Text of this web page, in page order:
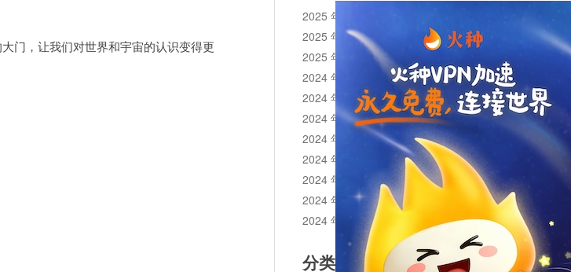
门，让我们对世界和宇宙的认识变得更
2025 年 11 月
2025 年 10 月
2025 年 1 月
2024 年 12 月
2024 年 11 月
2024 年 10 月
2024 年 9 月
2024 年 8 月
2024 年 7 月
2024 年 6 月
2024 年 5 月
分类目录